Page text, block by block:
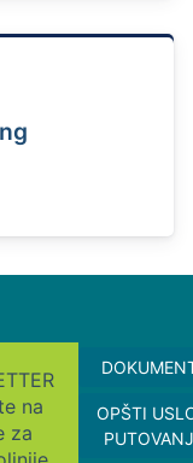
na
za
OPŠTI